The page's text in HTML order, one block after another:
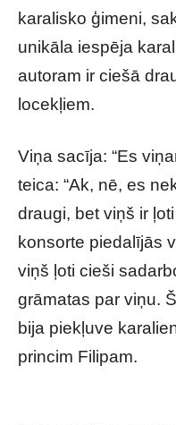
karalisko ģimeni,
unikāla iespēja
autoram ir ciešā
locekļiem.
Viņa sacīja: “Es
teica: “Ak, nē, es
draugi, bet viņš ir
konsorte piedalījās
viņš ļoti cieši
grāmatas par viņu.
bija piekļuve
princim Filipam.